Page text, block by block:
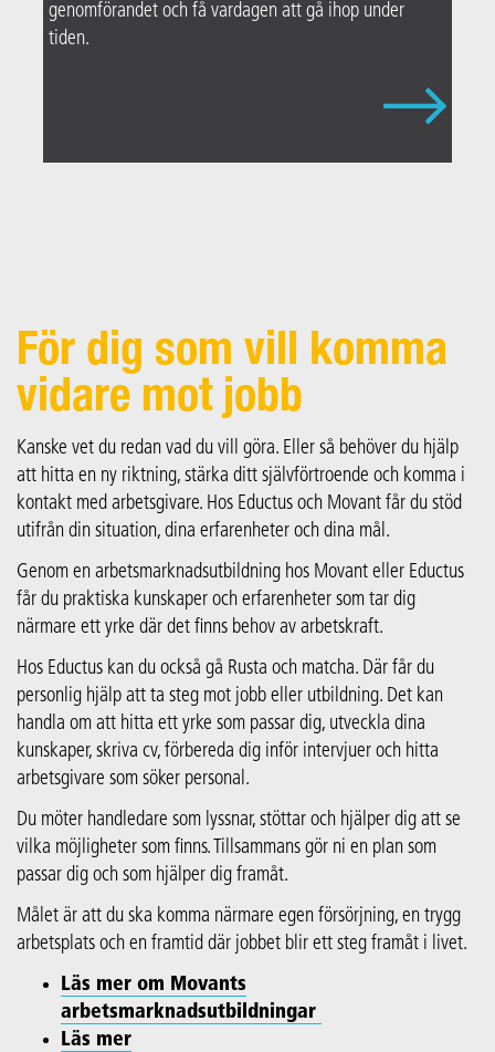
genomförandet och få vardagen att gå ihop under
tiden.
För dig som vill komma
vidare mot jobb
Kanske vet du redan vad du vill göra. Eller så behöver du hjälp
att hitta en ny riktning, stärka ditt självförtroende och komma i
kontakt med arbetsgivare. Hos Eductus och Movant får du stöd
utifrån din situation, dina erfarenheter och dina mål.
Genom en arbetsmarknadsutbildning hos Movant eller Eductus
får du praktiska kunskaper och erfarenheter som tar dig
närmare ett yrke där det finns behov av arbetskraft.
Hos Eductus kan du också gå Rusta och matcha. Där får du
personlig hjälp att ta steg mot jobb eller utbildning. Det kan
handla om att hitta ett yrke som passar dig, utveckla dina
kunskaper, skriva cv, förbereda dig inför intervjuer och hitta
arbetsgivare som söker personal.
Du möter handledare som lyssnar, stöttar och hjälper dig att se
vilka möjligheter som finns. Tillsammans gör ni en plan som
passar dig och som hjälper dig framåt.
Målet är att du ska komma närmare egen försörjning, en trygg
arbetsplats och en framtid där jobbet blir ett steg framåt i livet.
Läs mer om Movants
arbetsmarknadsutbildningar
Läs mer